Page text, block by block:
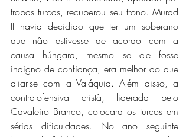
tropas turcas, recuperou seu trono. Murad
II havia decidido que ter um soberano
que não estivesse de acordo com a
causa húngara, mesmo se ele fosse
indigno de confiança, era melhor do que
aliar-se com a Valáquia. Além disso, a
contra-ofensiva cristã, liderada pelo
Cavaleiro Branco, colocara os turcos em
sérias dificuldades. No ano seguinte